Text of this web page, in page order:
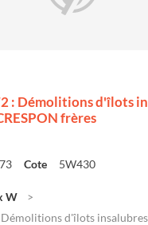
: Démolitions d'îlots
frères
Cote 5W430
W
d'îlots